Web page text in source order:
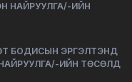
НАЙРУУЛГА/-ИЙН
БОДИСЫН ЭРГЭЛТЭНД
ИЙН ТӨСӨЛД